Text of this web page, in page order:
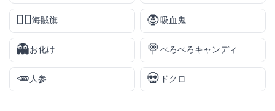
🏴‍☠️海賊旗 🧛吸血鬼
👻お化け 🍭 ぺろぺろキャンディ
🥕人参 💀 ドクロ